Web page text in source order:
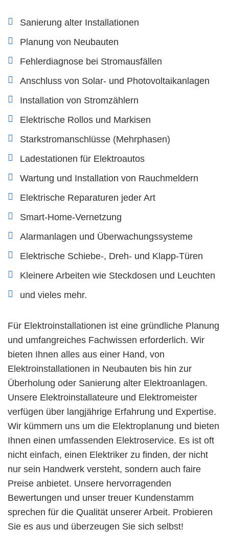
Sanierung alter Installationen
Planung von Neubauten
Fehlerdiagnose bei Stromausfällen
Anschluss von Solar- und Photovoltaikanlagen
Installation von Stromzählern
Elektrische Rollos und Markisen
Starkstromanschlüsse (Mehrphasen)
Ladestationen für Elektroautos
Wartung und Installation von Rauchmeldern
Elektrische Reparaturen jeder Art
Smart-Home-Vernetzung
Alarmanlagen und Überwachungssysteme
Elektrische Schiebe-, Dreh- und Klapp-Türen
Kleinere Arbeiten wie Steckdosen und Leuchten
und vieles mehr.
Für Elektroinstallationen ist eine gründliche Planung
und umfangreiches Fachwissen erforderlich. Wir
bieten Ihnen alles aus einer Hand, von
Elektroinstallationen in Neubauten bis hin zur
Überholung oder Sanierung alter Elektroanlagen.
Unsere Elektroinstallateure und Elektromeister
verfügen über langjährige Erfahrung und Expertise.
Wir kümmern uns um die Elektroplanung und bieten
Ihnen einen umfassenden Elektroservice. Es ist oft
nicht einfach, einen Elektriker zu finden, der nicht
nur sein Handwerk versteht, sondern auch faire
Preise anbietet. Unsere hervorragenden
Bewertungen und unser treuer Kundenstamm
sprechen für die Qualität unserer Arbeit. Probieren
Sie es aus und überzeugen Sie sich selbst!